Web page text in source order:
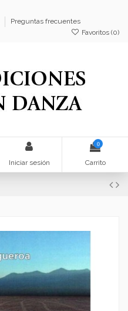
Preguntas frecuentes
Favoritos (0)
Iniciar sesión
0
Carrito